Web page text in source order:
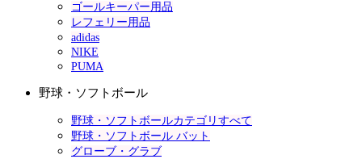
ゴールキーパー用品
レフェリー用品
adidas
NIKE
PUMA
野球・ソフトボール
野球・ソフトボールカテゴリすべて
野球・ソフトボール バット
グローブ・グラブ